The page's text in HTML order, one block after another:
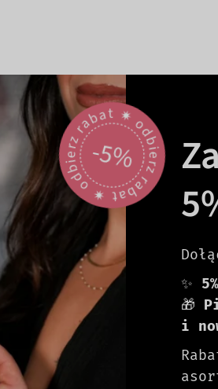
odbierz rabat 🟎 odbierz rabat 🟎
-5%
✨
🎁
i